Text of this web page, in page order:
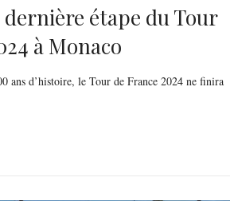
étape du Tour
à Monaco
ans d’histoire, le Tour de France 2024 ne finira